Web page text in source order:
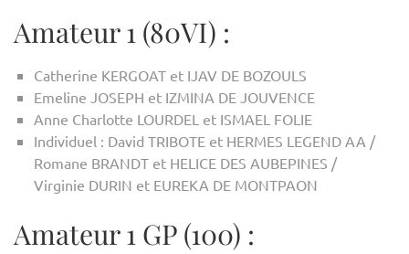
Amateur 1 (80VI) :
Catherine KERGOAT et IJAV DE BOZOULS
Emeline JOSEPH et IZMINA DE JOUVENCE
Anne Charlotte LOURDEL et ISMAEL FOLIE
Individuel : David TRIBOTE et HERMES LEGEND AA /
Romane BRANDT et HELICE DES AUBEPINES /
Virginie DURIN et EUREKA DE MONTPAON
Amateur 1 GP (100) :